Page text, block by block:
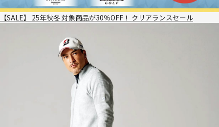
【SALE】 25年秋冬 対象商品が30％OFF！ クリアランスセール